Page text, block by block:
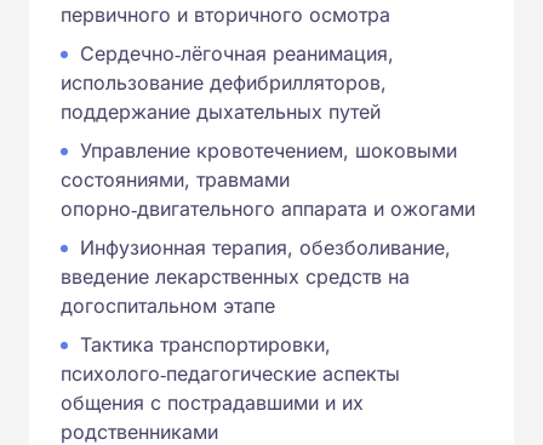
первичного и вторичного осмотра
Сердечно‑лёгочная реанимация,
использование дефибрилляторов,
поддержание дыхательных путей
Управление кровотечением, шоковыми
состояниями, травмами
опорно‑двигательного аппарата и ожогами
Инфузионная терапия, обезболивание,
введение лекарственных средств на
догоспитальном этапе
Тактика транспортировки,
психолого‑педагогические аспекты
общения с пострадавшими и их
родственниками